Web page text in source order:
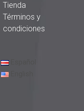
Tienda
Términos y
condiciones